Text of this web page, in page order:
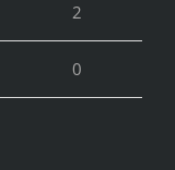
2
0